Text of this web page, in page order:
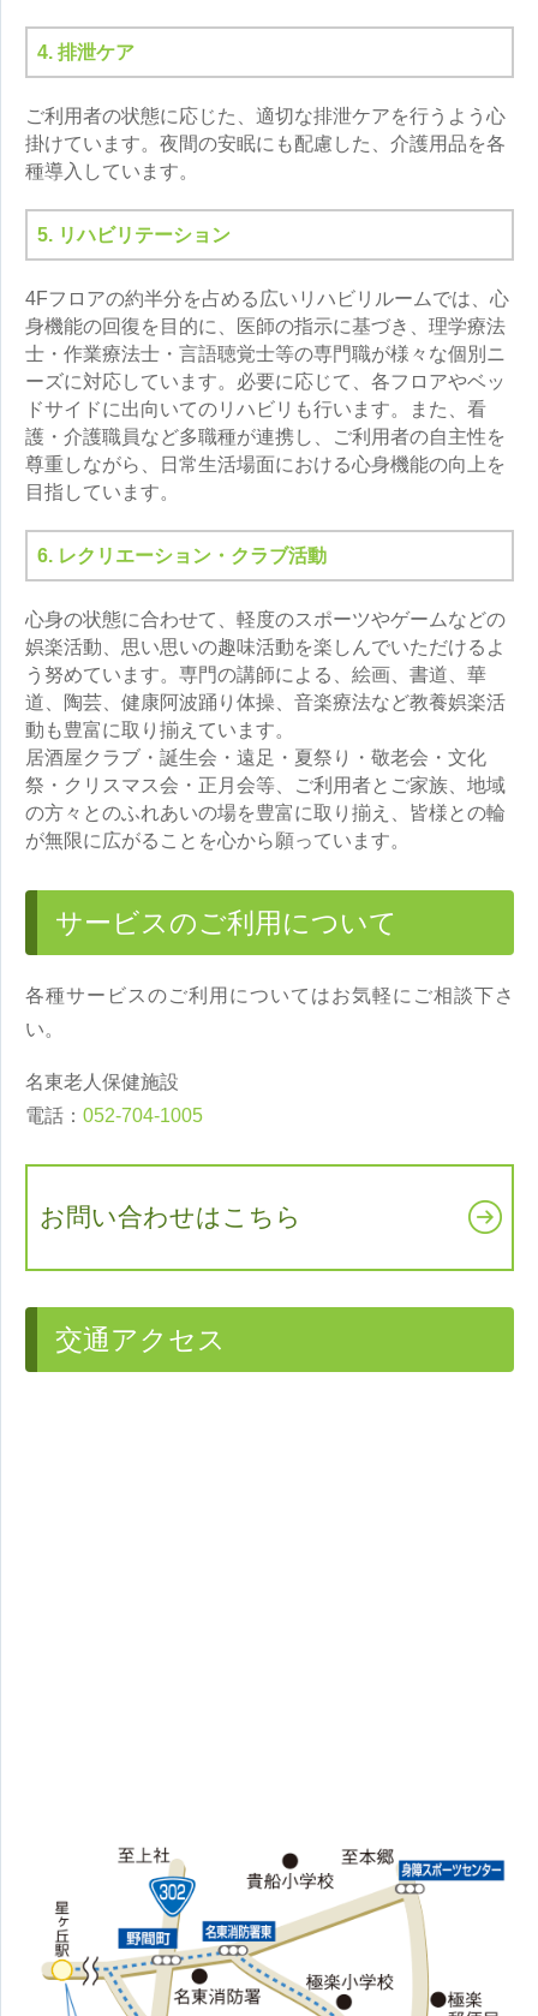
4. 排泄ケア
ご利用者の状態に応じた、適切な排泄ケアを行うよう心
掛けています。夜間の安眠にも配慮した、介護用品を各
種導入しています。
5. リハビリテーション
4Fフロアの約半分を占める広いリハビリルームでは、心
身機能の回復を目的に、医師の指示に基づき、理学療法
士・作業療法士・言語聴覚士等の専門職が様々な個別ニ
ーズに対応しています。必要に応じて、各フロアやベッ
ドサイドに出向いてのリハビリも行います。また、看
護・介護職員など多職種が連携し、ご利用者の自主性を
尊重しながら、日常生活場面における心身機能の向上を
目指しています。
6. レクリエーション・クラブ活動
心身の状態に合わせて、軽度のスポーツやゲームなどの
娯楽活動、思い思いの趣味活動を楽しんでいただけるよ
う努めています。専門の講師による、絵画、書道、華
道、陶芸、健康阿波踊り体操、音楽療法など教養娯楽活
動も豊富に取り揃えています。
居酒屋クラブ・誕生会・遠足・夏祭り・敬老会・文化
祭・クリスマス会・正月会等、ご利用者とご家族、地域
の方々とのふれあいの場を豊富に取り揃え、皆様との輪
が無限に広がることを心から願っています。
サービスのご利用について
各種サービスのご利用についてはお気軽にご相談下さ
い。
名東老人保健施設
電話： 052-704-1005
お問い合わせはこちら
交通アクセス